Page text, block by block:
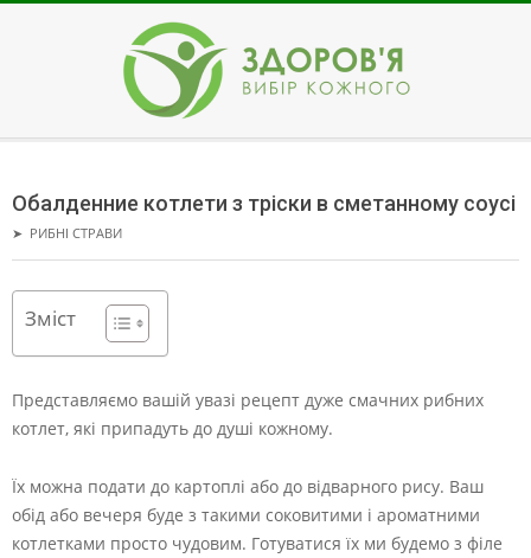
ЗДОРОВ'Я
Menu
Обалденние котлети з тріски в сметанному соусі
➤ РИБНІ СТРАВИ
Зміст
Представляємо вашій увазі рецепт дуже смачних рибних
котлет, які припадуть до душі кожному.
Їх можна подати до картоплі або до відварного рису. Ваш
обід або вечеря буде з такими соковитими і ароматними
котлетками просто чудовим. Готуватися їх ми будемо з філе